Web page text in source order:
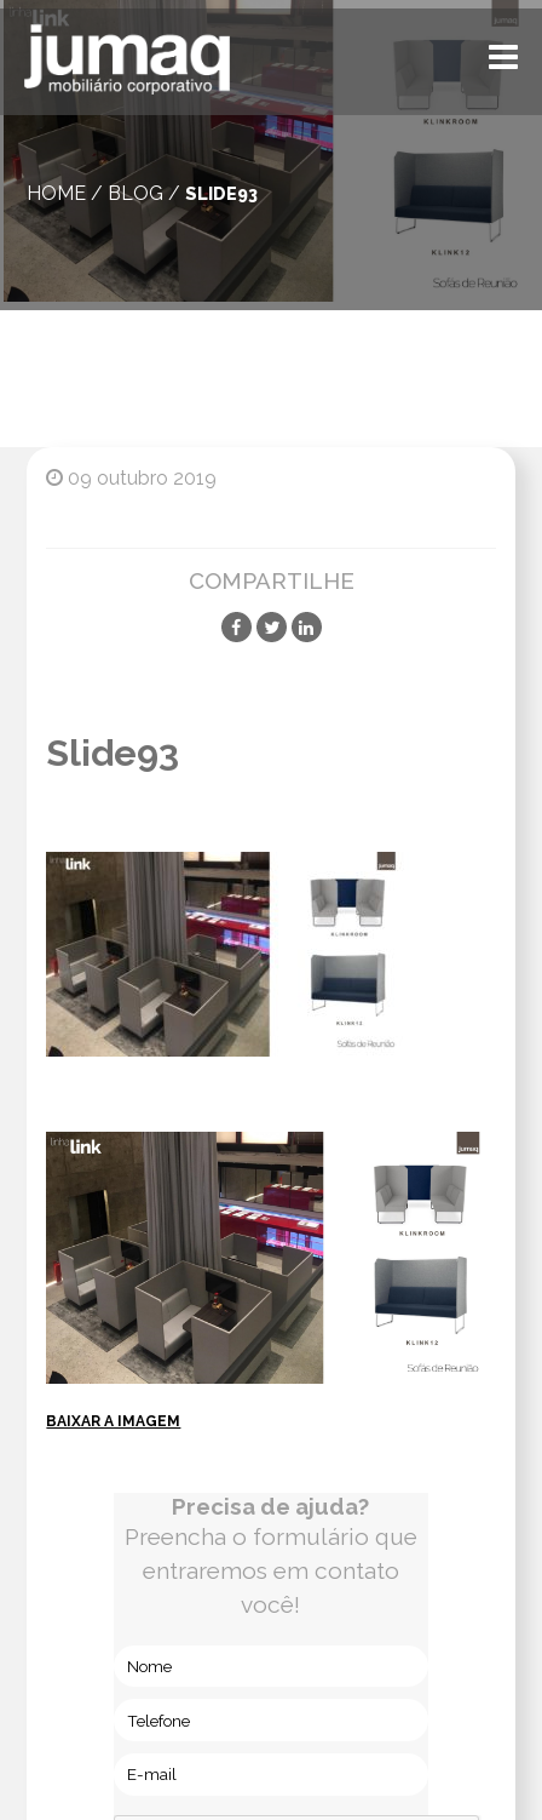
HOME / BLOG/SLIDE93
09 outubro 2019
COMPARTILHE
Slide93
BAIXAR A IMAGEM
Precisa de ajuda?
Preencha o formulário que
entraremos em contato
você!